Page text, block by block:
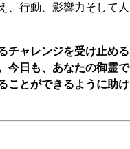
、行動、影響力そして人
チャレンジを受け止める
今日も、あなたの御霊で
ことができるように助け